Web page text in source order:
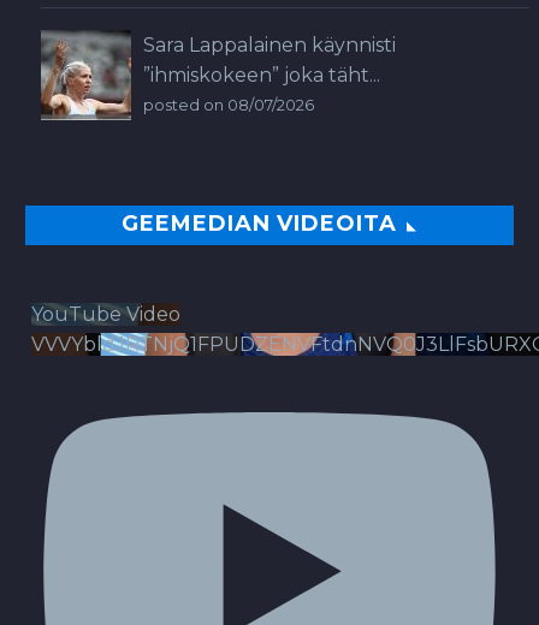
Sara Lappalainen käynnisti
”ihmiskokeen” joka täht...
posted on 08/07/2026
GEEMEDIAN VIDEOITA
YouTube Video